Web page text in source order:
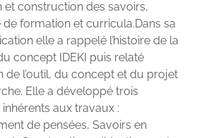
et construction des savoirs,
de formation et curricula.Dans sa
elle a rappelé l’histoire de la
concept IDEKI puis relaté
de l’outil, du concept et du projet
Elle a développé trois
aux travaux :
de pensées, Savoirs en